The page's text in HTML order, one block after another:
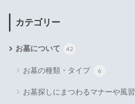
カテゴリー
お墓について 42
お墓の種類・タイプ 6
お墓探しにまつわるマナーや風習